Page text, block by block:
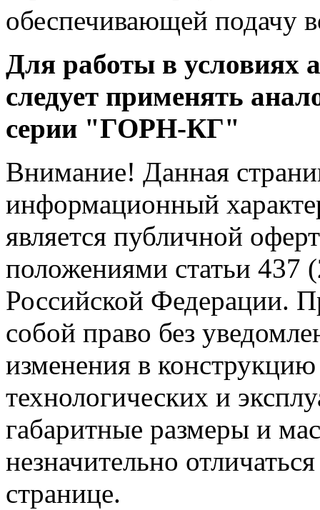
обеспечивающей подачу
Для работы в условиях
следует применять
серии "ГОРН-КГ"
Внимание! Данная
информационный
является публичной
положениями статьи 437
Российской Федерации.
собой право без
изменения в
технологических и
габаритные размеры и
незначительно
странице.